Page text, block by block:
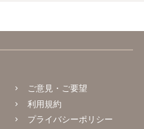
ご意見・ご要望
利用規約
プライバシーポリシー